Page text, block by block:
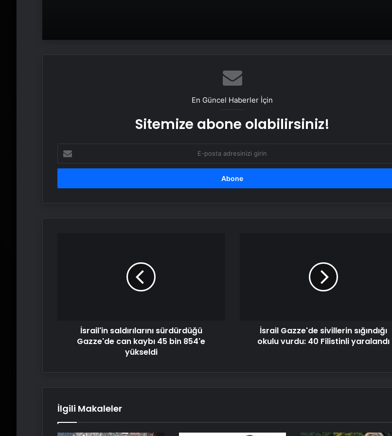
Tübitak İBB Veri Merkezi’ni
Türkiye Kupası’nın kazananı belli
En Güncel Haberler İçin
Sitemize abone olabilirsiniz!
posta
adresinizi
yükseldiİsrail'in saldırılarını sürdürdüğü
Gazze'de can kaybı 45 bin 854'e
yükseldi
İsrail Gazze'de sivillerin sığındığı
okulu vurdu: 40 Filistinli yaralandı
İlgili Makaleler